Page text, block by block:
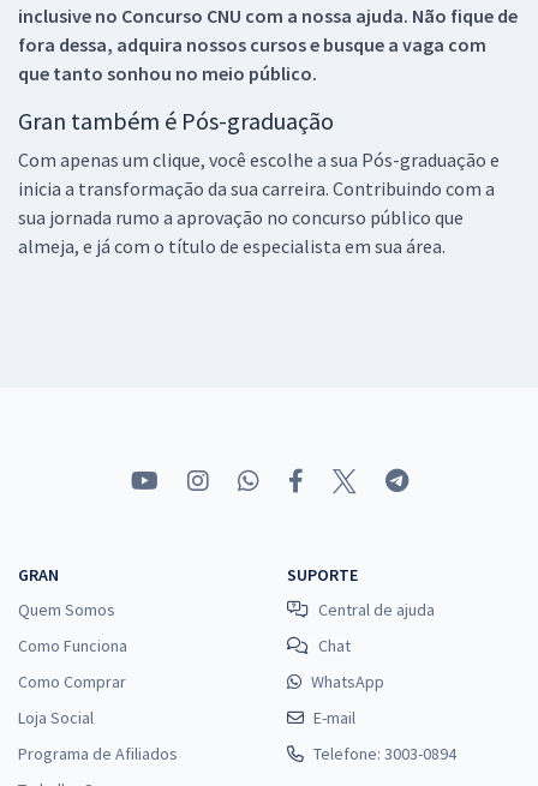
inclusive no Concurso CNU com a nossa ajuda. Não fique de
fora dessa, adquira nossos cursos e busque a vaga com
que tanto sonhou no meio público.
Gran também é Pós-graduação
Com apenas um clique, você escolhe a sua Pós-graduação e
inicia a transformação da sua carreira. Contribuindo com a
sua jornada rumo a aprovação no concurso público que
almeja, e já com o título de especialista em sua área.
GRAN
Quem Somos
Como Funciona
Como Comprar
Loja Social
Programa de Afiliados
SUPORTE
Central de ajuda
Chat
WhatsApp
E-mail
Telefone: 3003-0894